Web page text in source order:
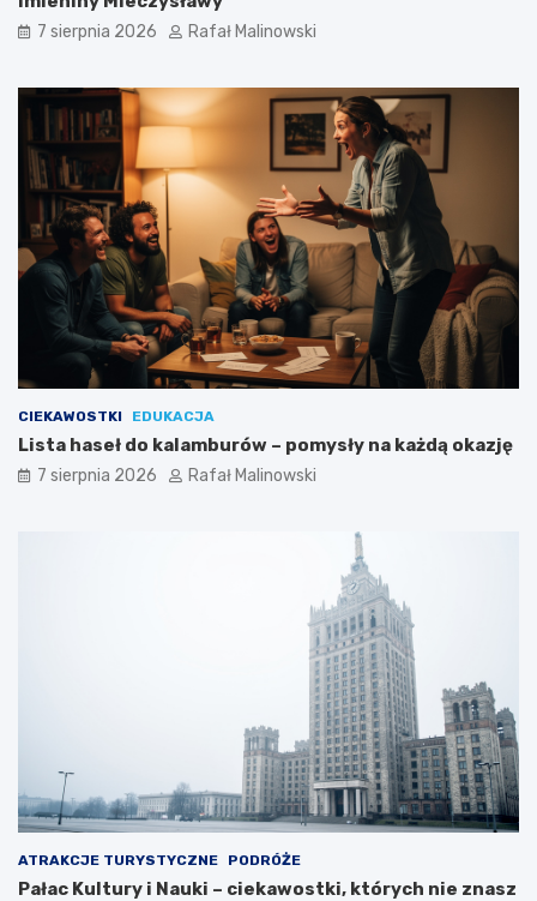
7 sierpnia 2026 Rafał Malinowski
CIEKAWOSTKI EDUKACJA
Lista haseł do kalamburów – pomysły na każdą okazję
7 sierpnia 2026 Rafał Malinowski
ATRAKCJE TURYSTYCZNE PODRÓŻE
Pałac Kultury i Nauki – ciekawostki, których nie znasz